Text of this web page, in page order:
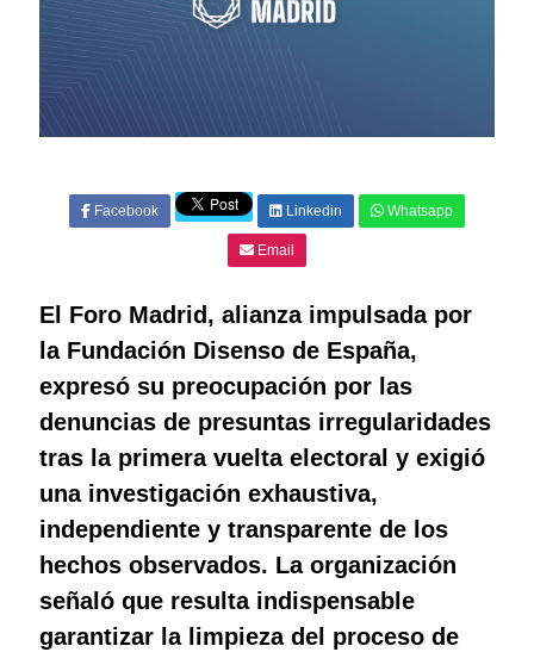
Facebook Linkedin Whatsapp
Email
El Foro Madrid, alianza impulsada por
la Fundación Disenso de España,
expresó su preocupación por las
denuncias de presuntas irregularidades
tras la primera vuelta electoral y exigió
una investigación exhaustiva,
independiente y transparente de los
hechos observados. La organización
señaló que resulta indispensable
garantizar la limpieza del proceso de